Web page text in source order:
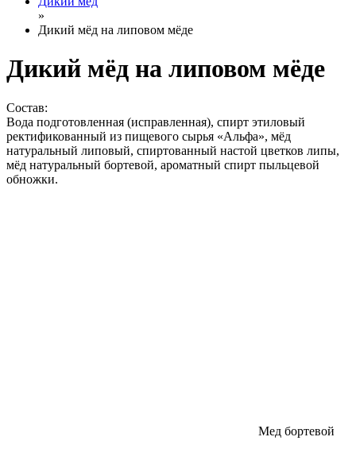
»
Дикий мёд на липовом мёде
Дикий мёд на липовом мёде
Состав:
Вода подготовленная (исправленная), спирт этиловый
ректификованный из пищевого сырья «Альфа», мёд
натуральный липовый, спиртованный настой цветков липы,
мёд натуральный бортевой, ароматный спирт пыльцевой
обножки.
Мед бортевой